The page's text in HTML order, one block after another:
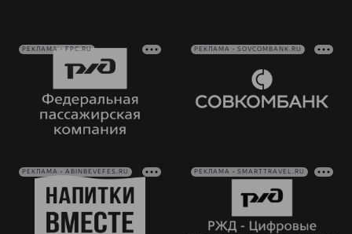
РЕКЛАМА • FPC.RU РЕКЛАМА • SOVCOMBANK.RU
РЕКЛАМА • ABINBEVEFES.RU РЕКЛАМА • SMARTTRAVEL.RU